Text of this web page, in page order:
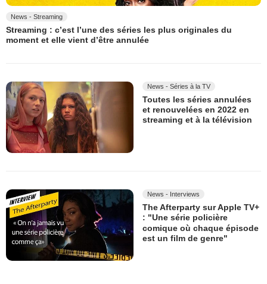
News - Streaming
Streaming : c’est l’une des séries les plus originales du
moment et elle vient d’être annulée
News - Séries à la TV
Toutes les séries annulées
et renouvelées en 2022 en
streaming et à la télévision
News - Interviews
The Afterparty sur Apple TV+
: "Une série policière
comique où chaque épisode
est un film de genre"